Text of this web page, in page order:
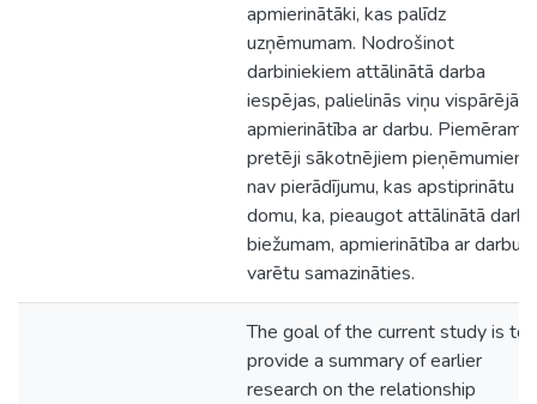
apmierinātāki, kas palīdz
uzņēmumam. Nodrošinot
darbiniekiem attālinātā darba
iespējas, palielinās viņu vispārējā
apmierinātība ar darbu. Piemēram,
pretēji sākotnējiem pieņēmumiem,
nav pierādījumu, kas apstiprinātu
domu, ka, pieaugot attālinātā darba
biežumam, apmierinātība ar darbu
varētu samazināties.
The goal of the current study is to
provide a summary of earlier
research on the relationship